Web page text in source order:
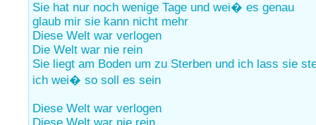
Sie hat nur noch wenige Tage und wei� es genau
glaub mir sie kann nicht mehr
Diese Welt war verlogen
Die Welt war nie rein
Sie liegt am Boden um zu Sterben und ich lass sie
ich wei� so soll es sein
Diese Welt war verlogen